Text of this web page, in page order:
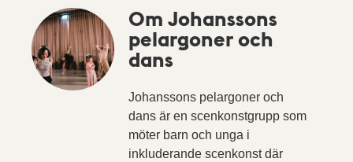
Om Johanssons
pelargoner och
dans
Johanssons pelargoner och
dans är en scenkonstgrupp som
möter barn och unga i
inkluderande scenkonst där